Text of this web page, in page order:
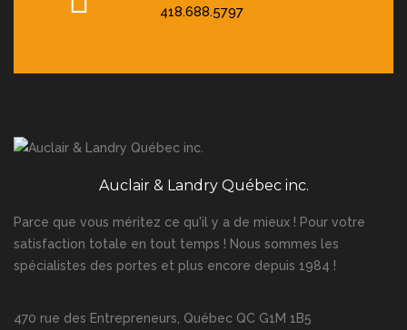
418.688.5797
Auclair & Landry Québec inc.
Parce que vous méritez ce qu'il y a de mieux ! Pour votre
satisfaction totale en tout temps ! Nous sommes les
spécialistes des portes et plus encore depuis 1984 !
470 rue des Entrepreneurs, Québec QC G1M 1B5